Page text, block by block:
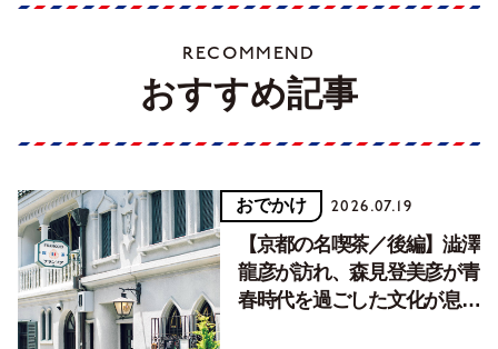
RECOMMEND
おすすめ記事
おでかけ 2026.07.19
【京都の名喫茶／後編】澁澤
龍彦が訪れ、森見登美彦が青
春時代を過ごした文化が息づ